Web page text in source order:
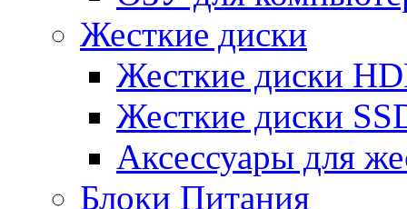
Жесткие диски
Жесткие диски
Жесткие диски
Аксессуары для
Блоки Питания